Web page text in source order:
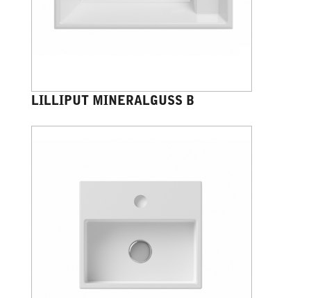
LILLIPUT MINERALGUSS B